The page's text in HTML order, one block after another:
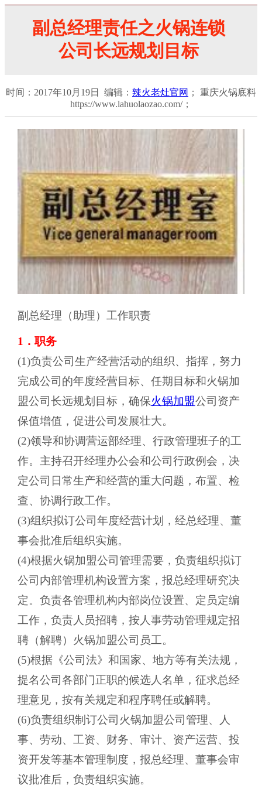
副总经理责任之火锅连锁
公司长远规划目标
时间：2017年10月19日 编辑： 辣火老灶官网 ； 重庆火锅底料
https://www.lahuolaozao.com/；
副总经理（助理）工作职责
1．职务
(1)负责公司生产经营活动的组织、指挥，努力
完成公司的年度经营目标、任期目标和火锅加
盟公司长远规划目标，确保火锅加盟公司资产
保值增值，促进公司发展壮大。
(2)领导和协调营运部经理、行政管理班子的工
作。主持召开经理办公会和公司行政例会，决
定公司日常生产和经营的重大问题，布置、检
查、协调行政工作。
(3)组织拟订公司年度经营计划，经总经理、董
事会批准后组织实施。
(4)根据火锅加盟公司管理需要，负责组织拟订
公司内部管理机构设置方案，报总经理研究决
定。负责各管理机构内部岗位设置、定员定编
工作，负责人员招聘，按人事劳动管理规定招
聘（解聘）火锅加盟公司员工。
(5)根据《公司法》和国家、地方等有关法规，
提名公司各部门正职的候选人名单，征求总经
理意见，按有关规定和程序聘任或解聘。
(6)负责组织制订公司火锅加盟公司管理、人
事、劳动、工资、财务、审计、资产运营、投
资开发等基本管理制度，报总经理、董事会审
议批准后，负责组织实施。